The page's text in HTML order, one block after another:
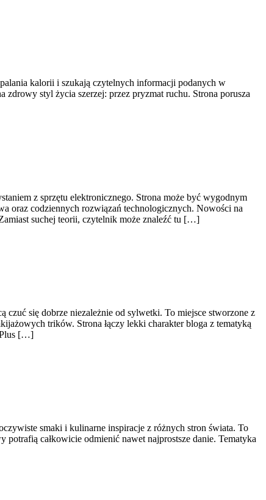
kalorii i szukają czytelnych informacji podanych w
zdrowy styl życia szerzej: przez pryzmat ruchu. Strona porusza
z sprzętu elektronicznego. Strona może być wygodnym
oraz codziennych rozwiązań technologicznych. Nowości na
suchej teorii, czytelnik może znaleźć tu […]
się dobrze niezależnie od sylwetki. To miejsce stworzone z
trików. Strona łączy lekki charakter bloga z tematyką
Plus […]
smaki i kulinarne inspiracje z różnych stron świata. To
całkowicie odmienić nawet najprostsze danie. Tematyka